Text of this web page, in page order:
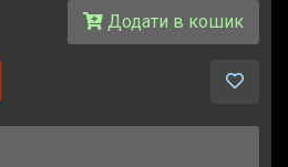
Додати в кошик